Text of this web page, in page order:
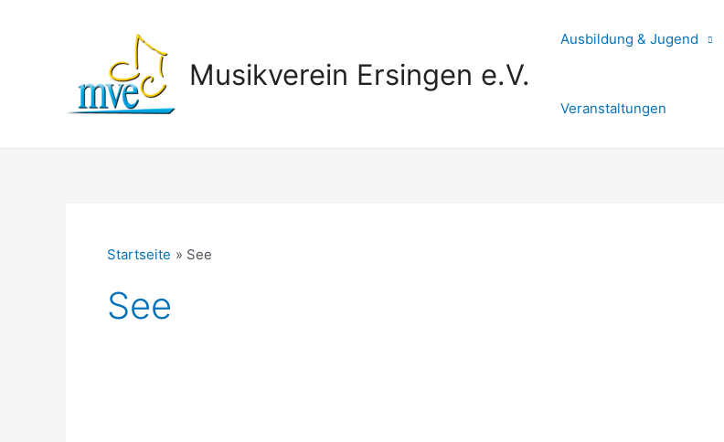
Musikverein Ersingen e.V.
Ausbildung & Jugend
Veranstaltungen
Startseite See
See